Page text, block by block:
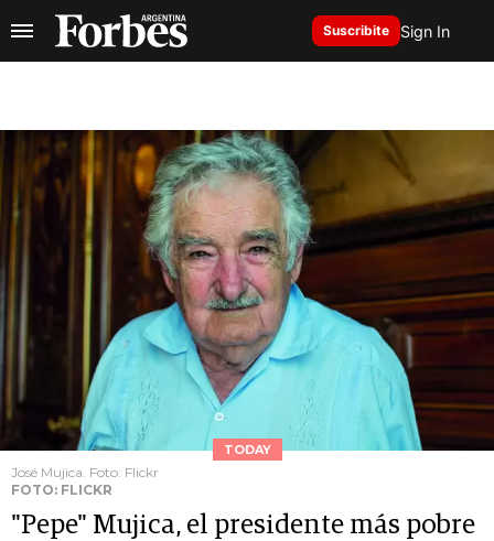
Suscribite Sign In
TODAY
José Mujica. Foto: Flickr
FOTO: FLICKR
"Pepe" Mujica, el presidente más pobre